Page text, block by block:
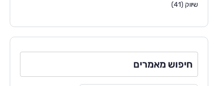
שיווק (41)
חיפוש מאמרים